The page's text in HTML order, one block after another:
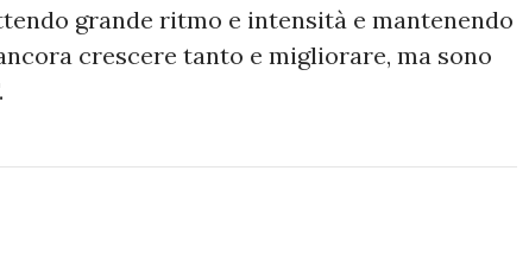
grande ritmo e intensità e mantenendo
crescere tanto e migliorare, ma sono